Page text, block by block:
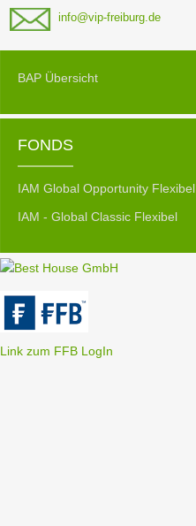
info@vip-freiburg.de
BAP Übersicht
FONDS
IAM Global Opportunity Flexibel
IAM - Global Classic Flexibel
Link zum FFB LogIn